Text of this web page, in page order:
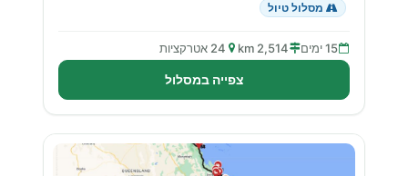
מסלול טיול
15 ימים 2,514 km 24 אטרקציות
צפייה במסלול